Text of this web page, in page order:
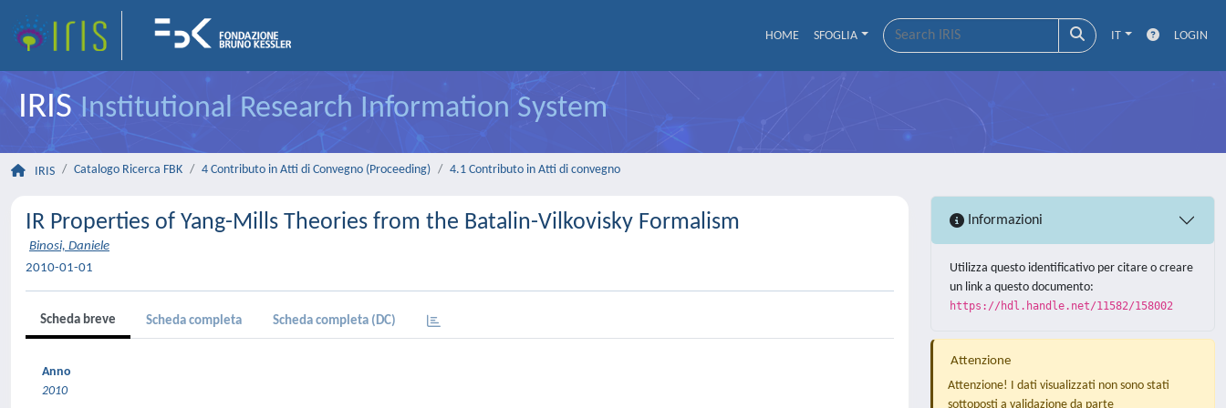
HOME SFOGLIA IT LOGIN
IRISInstitutional Research Information System
IRIS Catalogo Ricerca FBK 4 Contributo in Atti di Convegno (Proceeding) 4.1 Contributo in Atti di convegno
IR Properties of Yang-Mills Theories from the Batalin-Vilkovisky Formalism
Binosi, Daniele
2010-01-01
Scheda breve Scheda completa Scheda completa (DC)
Anno
2010
Informazioni
Utilizza questo identificativo per citare o creare
un link a questo documento:
https://hdl.handle.net/11582/158002
Attenzione
Attenzione! I dati visualizzati non sono stati
sottoposti a validazione da parte